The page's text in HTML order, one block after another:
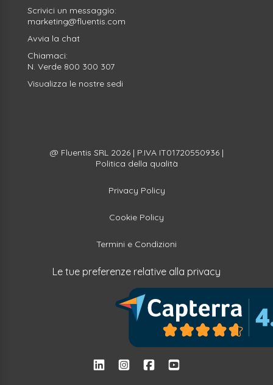
Scrivici un messaggio:
marketing@fluentis.com
Avvia la chat
Chiamaci:
N. Verde 800 300 307
Visualizza le nostre sedi
@ Fluentis SRL 2026 | P.IVA IT01720550936 |
Politica della qualità
Privacy Policy
Cookie Policy
Termini e Condizioni
Le tue preferenze relative alla privacy